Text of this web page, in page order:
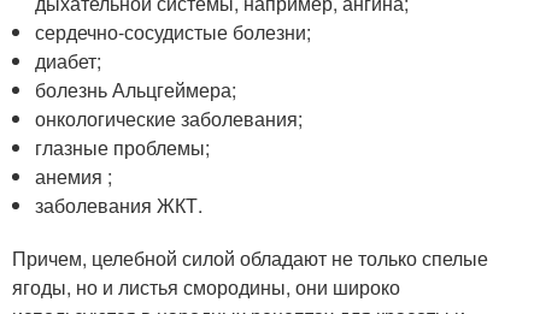
сердечно-сосудистые болезни;
диабет;
болезнь Альцгеймера;
онкологические заболевания;
глазные проблемы;
анемия ;
заболевания ЖКТ.
Причем, целебной силой обладают не только спелые
ягоды, но и листья смородины, они широко